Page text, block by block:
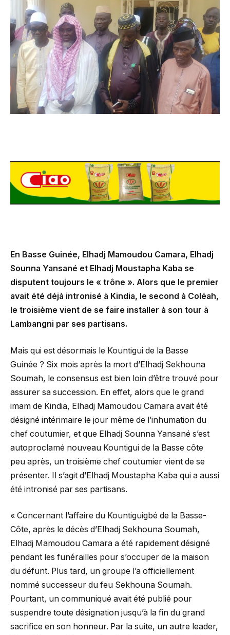
En Basse Guinée, Elhadj Mamoudou Camara, Elhadj
Sounna Yansané et Elhadj Moustapha Kaba se
disputent toujours le « trône ». Alors que le premier
avait été déjà intronisé à Kindia, le second à Coléah,
le troisième vient de se faire installer à son tour à
Lambangni par ses partisans.
Mais qui est désormais le Kountigui de la Basse
Guinée ? Six mois après la mort d’Elhadj Sekhouna
Soumah, le consensus est bien loin d’être trouvé pour
assurer sa succession. En effet, alors que le grand
imam de Kindia, Elhadj Mamoudou Camara avait été
désigné intérimaire le jour même de l’inhumation du
chef coutumier, et que Elhadj Sounna Yansané s’est
autoproclamé nouveau Kountigui de la Basse côte
peu après, un troisième chef coutumier vient de se
présenter. Il s’agit d’Elhadj Moustapha Kaba qui a aussi
été intronisé par ses partisans.
« Concernant l’affaire du Kountiguigbé de la Basse-
Côte, après le décès d’Elhadj Sekhouna Soumah,
Elhadj Mamoudou Camara a été rapidement désigné
pendant les funérailles pour s’occuper de la maison
du défunt. Plus tard, un groupe l’a officiellement
nommé successeur du feu Sekhouna Soumah.
Pourtant, un communiqué avait été publié pour
suspendre toute désignation jusqu’à la fin du grand
sacrifice en son honneur. Par la suite, un autre leader,